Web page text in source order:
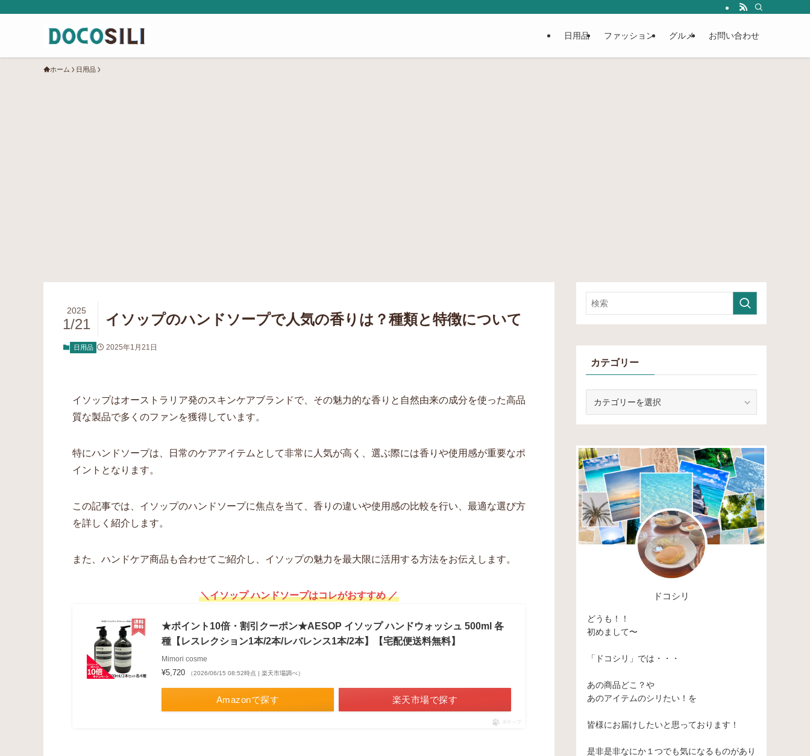
日用品 ファッション グルメ お問い合わせ
ホーム 日用品
イソップのハンドソープで人気の香りは？種類と特徴について
2025
1/21
日用品 2025年1月21日
イソップはオーストラリア発のスキンケアブランドで、その魅力的な香りと自然由来の成分を使った高品
質な製品で多くのファンを獲得しています。
特にハンドソープは、日常のケアアイテムとして非常に人気が高く、選ぶ際には香りや使用感が重要なポ
イントとなります。
この記事では、イソップのハンドソープに焦点を当て、香りの違いや使用感の比較を行い、最適な選び方
を詳しく紹介します。
また、ハンドケア商品も合わせてご紹介し、イソップの魅力を最大限に活用する方法をお伝えします。
＼イソップ ハンドソープはコレがおすすめ ／
★ポイント10倍・割引クーポン★AESOP イソップ ハンドウォッシュ 500ml 各
種【レスレクション1本/2本/レバレンス1本/2本】【宅配便送料無料】
Mimori cosme
¥5,720 （2026/06/15 08:52時点 | 楽天市場調べ）
Amazonで探す 楽天市場で探す
ポチップ
カテゴリー
ー
ドコシリ
どうも！！
初めまして〜
「ドコシリ」では・・・
あの商品どこ？や
あのアイテムのシリたい！を
皆様にお届けしたいと思っております！
是非是非なにか１つでも気になるものがあり